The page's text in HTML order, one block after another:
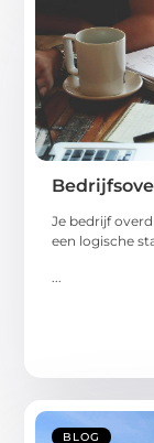
Je bedrijf
een logische
BLOG